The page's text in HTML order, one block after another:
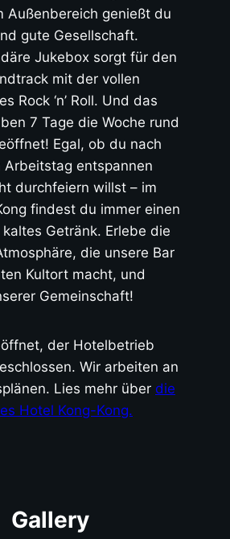
Außenbereich genießt du
gute Gesellschaft.
Jukebox sorgt für den
mit der vollen
Rock ‘n’ Roll. Und das
7 Tage die Woche rund
Egal, ob du nach
Arbeitstag entspannen
durchfeiern willst – im
findest du immer einen
Getränk. Erlebe die
die unsere Bar
Kultort macht, und
Gemeinschaft!
der Hotelbetrieb
Wir arbeiten an
Lies mehr über die
Hotel Kong-Kong.
Gallery